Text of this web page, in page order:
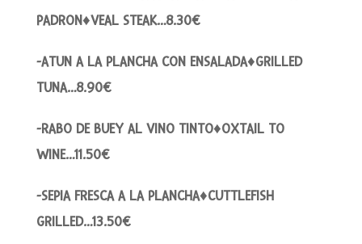
PADRON♦VEAL STEAK…8.30€
-ATUN A LA PLANCHA CON ENSALADA♦GRILLED
TUNA…8.90€
-RABO DE BUEY AL VINO TINTO♦OXTAIL TO
WINE…11.50€
-SEPIA FRESCA A LA PLANCHA♦CUTTLEFISH
GRILLED…13.50€